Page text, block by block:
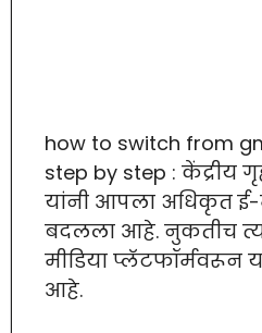
how to switch from
step by step : केंद्रीय
यांनी आपला अधिकृत ई-
बदलला आहे. नुकतीच
मीडिया प्लॅटफॉर्मवरून
आहे.